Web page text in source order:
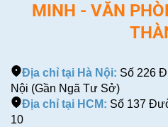
MINH - VĂN
Địa chỉ tại Hà Nội: Số 226
Nội (Gần Ngã Tư Sở)
Địa chỉ tại HCM: Số 137
10